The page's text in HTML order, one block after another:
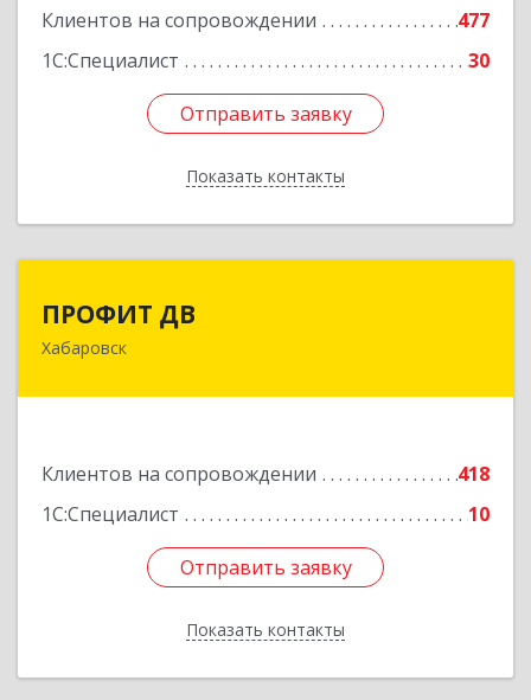
Клиентов на сопровождении
477
1С:Специалист
30
Отправить заявку
Показать контакты
Отправить заявку
Назад
ПРОФИТ ДВ
Хабаровск
Клиентов на сопровождении
418
1С:Специалист
10
Отправить заявку
Показать контакты
680000, Хабаровский край, Хабаровск г,
Отправить заявку
Назад